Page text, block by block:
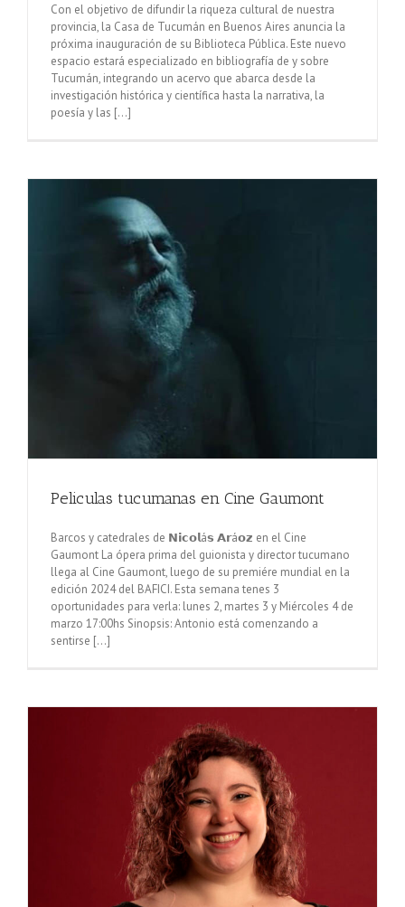
Con el objetivo de difundir la riqueza cultural de nuestra
provincia, la Casa de Tucumán en Buenos Aires anuncia la
próxima inauguración de su Biblioteca Pública. Este nuevo
espacio estará especializado en bibliografía de y sobre
Tucumán, integrando un acervo que abarca desde la
investigación histórica y científica hasta la narrativa, la
poesía y las [...]
Peliculas tucumanas en Cine Gaumont
Barcos y catedrales de 𝗡𝗶𝗰𝗼𝗹á𝘀 𝗔𝗿á𝗼𝘇 en el Cine
Gaumont La ópera prima del guionista y director tucumano
llega al Cine Gaumont, luego de su premiére mundial en la
edición 2024 del BAFICI. Esta semana tenes 3
oportunidades para verla: lunes 2, martes 3 y Miércoles 4 de
marzo 17:00hs Sinopsis: Antonio está comenzando a
sentirse [...]